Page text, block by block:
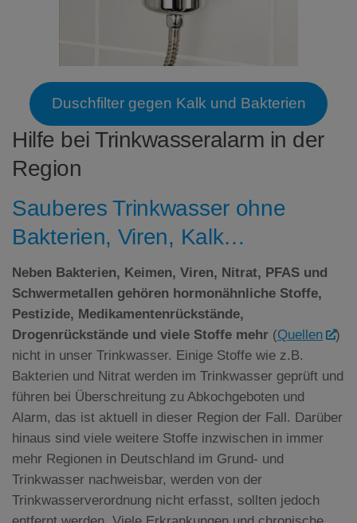
Duschfilter gegen Kalk und Bakterien
Hilfe bei Trinkwasseralarm in der
Region
Sauberes Trinkwasser ohne
Bakterien, Viren, Kalk…
Neben Bakterien, Keimen, Viren, Nitrat, PFAS und
Schwermetallen gehören hormonähnliche Stoffe,
Pestizide, Medikamentenrückstände,
Drogenrückstände und viele Stoffe mehr (Quellen
)
nicht in unser Trinkwasser. Einige Stoffe wie z.B.
Bakterien und Nitrat werden im Trinkwasser geprüft und
führen bei Überschreitung zu Abkochgeboten und
Alarm, das ist aktuell in dieser Region der Fall. Darüber
hinaus sind viele weitere Stoffe inzwischen in immer
mehr Regionen in Deutschland im Grund- und
Trinkwasser nachweisbar, werden von der
Trinkwasserverordnung nicht erfasst, sollten jedoch